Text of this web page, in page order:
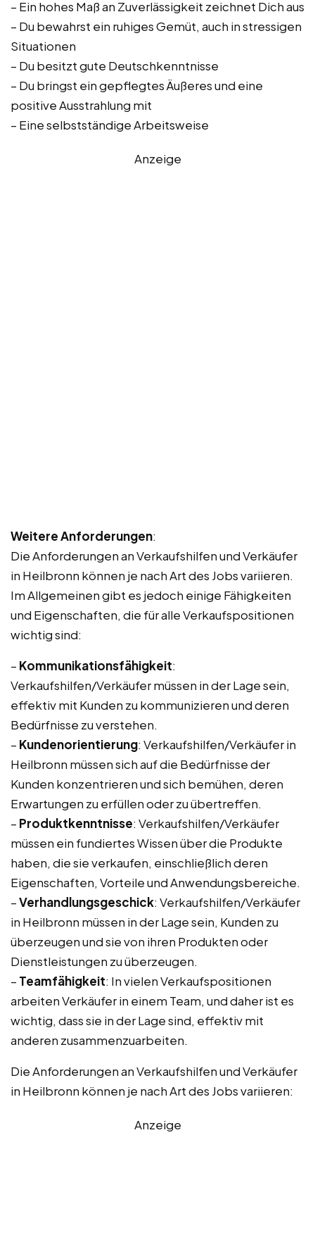
– Ein hohes Maß an Zuverlässigkeit zeichnet Dich aus
– Du bewahrst ein ruhiges Gemüt, auch in stressigen
Situationen
– Du besitzt gute Deutschkenntnisse
– Du bringst ein gepflegtes Äußeres und eine
positive Ausstrahlung mit
– Eine selbstständige Arbeitsweise
Anzeige
Weitere Anforderungen:
Die Anforderungen an Verkaufshilfen und Verkäufer
in Heilbronn können je nach Art des Jobs variieren.
Im Allgemeinen gibt es jedoch einige Fähigkeiten
und Eigenschaften, die für alle Verkaufspositionen
wichtig sind:
– Kommunikationsfähigkeit:
Verkaufshilfen/Verkäufer müssen in der Lage sein,
effektiv mit Kunden zu kommunizieren und deren
Bedürfnisse zu verstehen.
– Kundenorientierung: Verkaufshilfen/Verkäufer in
Heilbronn müssen sich auf die Bedürfnisse der
Kunden konzentrieren und sich bemühen, deren
Erwartungen zu erfüllen oder zu übertreffen.
– Produktkenntnisse: Verkaufshilfen/Verkäufer
müssen ein fundiertes Wissen über die Produkte
haben, die sie verkaufen, einschließlich deren
Eigenschaften, Vorteile und Anwendungsbereiche.
–Verhandlungsgeschick: Verkaufshilfen/Verkäufer
in Heilbronn müssen in der Lage sein, Kunden zu
überzeugen und sie von ihren Produkten oder
Dienstleistungen zu überzeugen.
– Teamfähigkeit: In vielen Verkaufspositionen
arbeiten Verkäufer in einem Team, und daher ist es
wichtig, dass sie in der Lage sind, effektiv mit
anderen zusammenzuarbeiten.
Die Anforderungen an Verkaufshilfen und Verkäufer
in Heilbronn können je nach Art des Jobs variieren:
Anzeige